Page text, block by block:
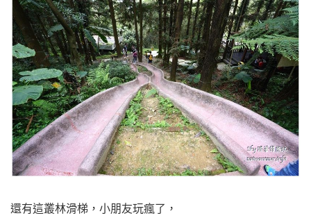
還有這叢林滑梯，小朋友玩瘋了，